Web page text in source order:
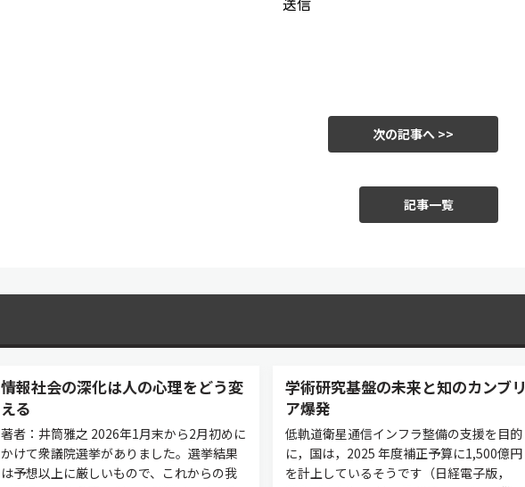
次の記事へ >>
記事一覧
情報社会の深化は人の心理をどう変
える
著者：井筒雅之 2026年1月末から2月初めに
かけて衆議院選挙がありました。選挙結果
は予想以上に厳しいもので、これからの我
学術研究基盤の未来と知のカンブリ
ア爆発
低軌道衛星通信インフラ整備の支援を目的
に，国は，2025 年度補正予算に1,500億円
を計上しているそうです（日経電子版，